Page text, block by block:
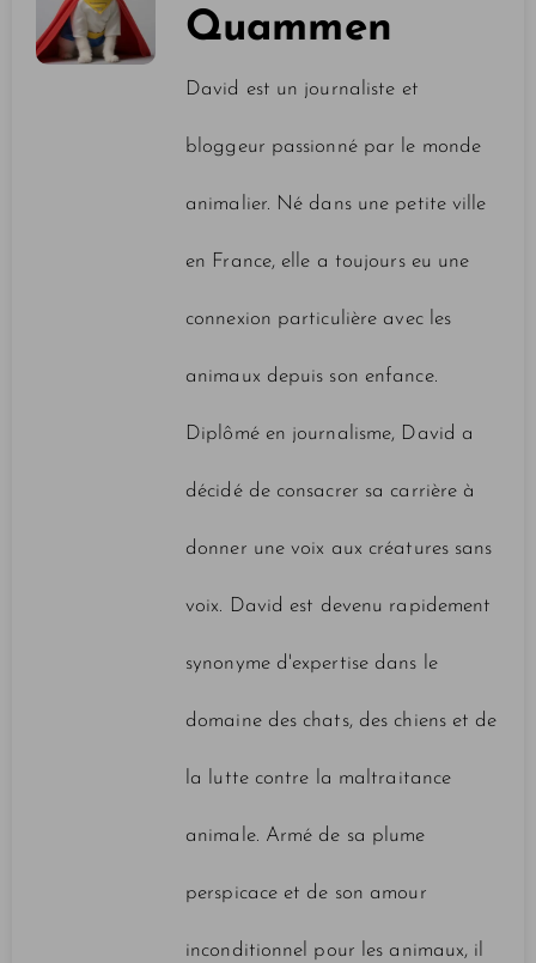
Quammen
David est un journaliste et
bloggeur passionné par le monde
animalier. Né dans une petite ville
en France, elle a toujours eu une
connexion particulière avec les
animaux depuis son enfance.
Diplômé en journalisme, David a
décidé de consacrer sa carrière à
donner une voix aux créatures sans
voix. David est devenu rapidement
synonyme d'expertise dans le
domaine des chats, des chiens et de
la lutte contre la maltraitance
animale. Armé de sa plume
perspicace et de son amour
inconditionnel pour les animaux, il